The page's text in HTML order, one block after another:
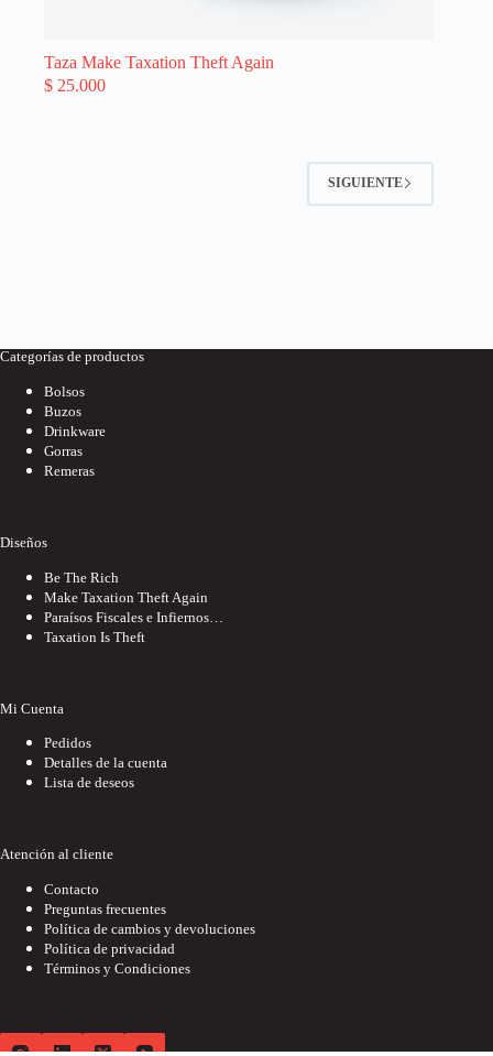
Taza Make Taxation Theft Again
$ 25.000
SIGUIENTE
Categorías de productos
Bolsos
Buzos
Drinkware
Gorras
Remeras
Diseños
Be The Rich
Make Taxation Theft Again
Paraísos Fiscales e Infiernos…
Taxation Is Theft
Mi Cuenta
Pedidos
Detalles de la cuenta
Lista de deseos
Atención al cliente
Contacto
Preguntas frecuentes
Política de cambios y devoluciones
Política de privacidad
Términos y Condiciones